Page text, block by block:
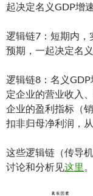
起决定名义GDP增速
逻辑链7：短期内
预期，一起决定名义
逻辑链8：名义
定企业的营业收入
企业的盈利指标（
扣非归母净利润，从
这些逻辑链（传导
讨论和分析见这里 。